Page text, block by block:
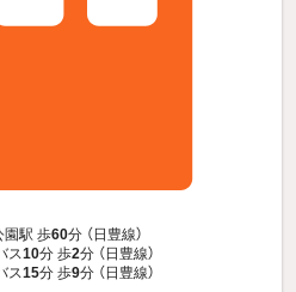
園駅 歩60分 （日豊線）
ス10分 歩2分 （日豊線）
ス15分 歩9分 （日豊線）